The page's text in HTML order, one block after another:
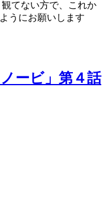
てない方で、これか
うにお願いします
ービ」第４話